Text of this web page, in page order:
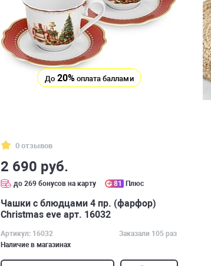
До 20% оплата баллами
0 отзывов
2 690 руб.
до 269 бонусов на карту 81 Плюс
Чашки с блюдцами 4 пр. (фарфор)
Christmas eve арт. 16032
Артикул: 16032
Заказали 105 раз
Наличие в магазинах